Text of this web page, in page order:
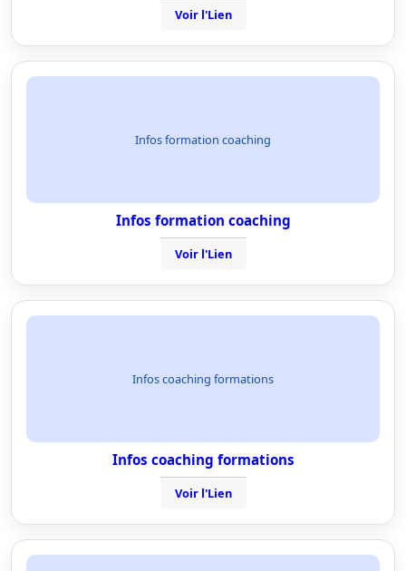
Voir l'Lien
Infos formation coaching
Infos formation coaching
Voir l'Lien
Infos coaching formations
Infos coaching formations
Voir l'Lien